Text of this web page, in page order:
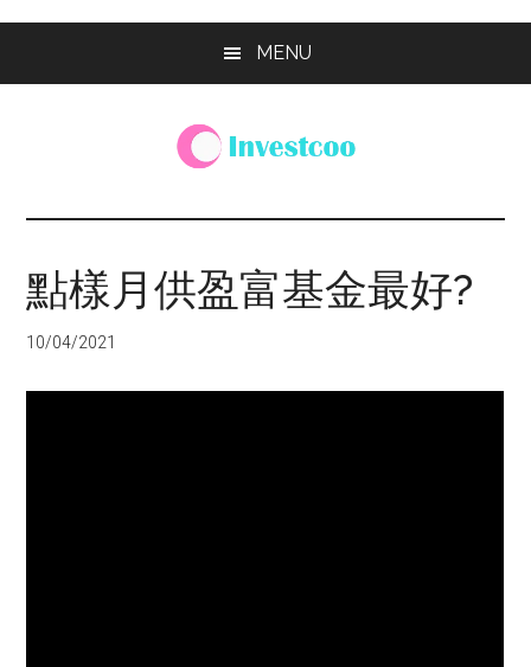
MENU
Investcoo
個
活
的
點樣月供盈富基金最好?
10/04/2021